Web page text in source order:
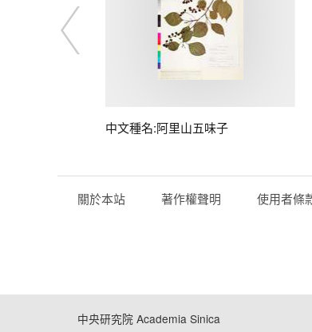
中文種名:阿里山五味子
關於本站 著作權聲明 使用者條
中央研究院 Academia Sinica